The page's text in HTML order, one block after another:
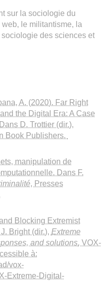
sur la sociologie du
le militantisme, la
des sciences et
A. (2020). Far Right
the Digital Era: A Case
D. Trottier (dir.),
Book Publishers.
manipulation de
Dans F.
, Presses
Blocking Extremist
Bright (dir.), Extreme
and solutions. VOX-
à:
vox-
Extreme-Digital-